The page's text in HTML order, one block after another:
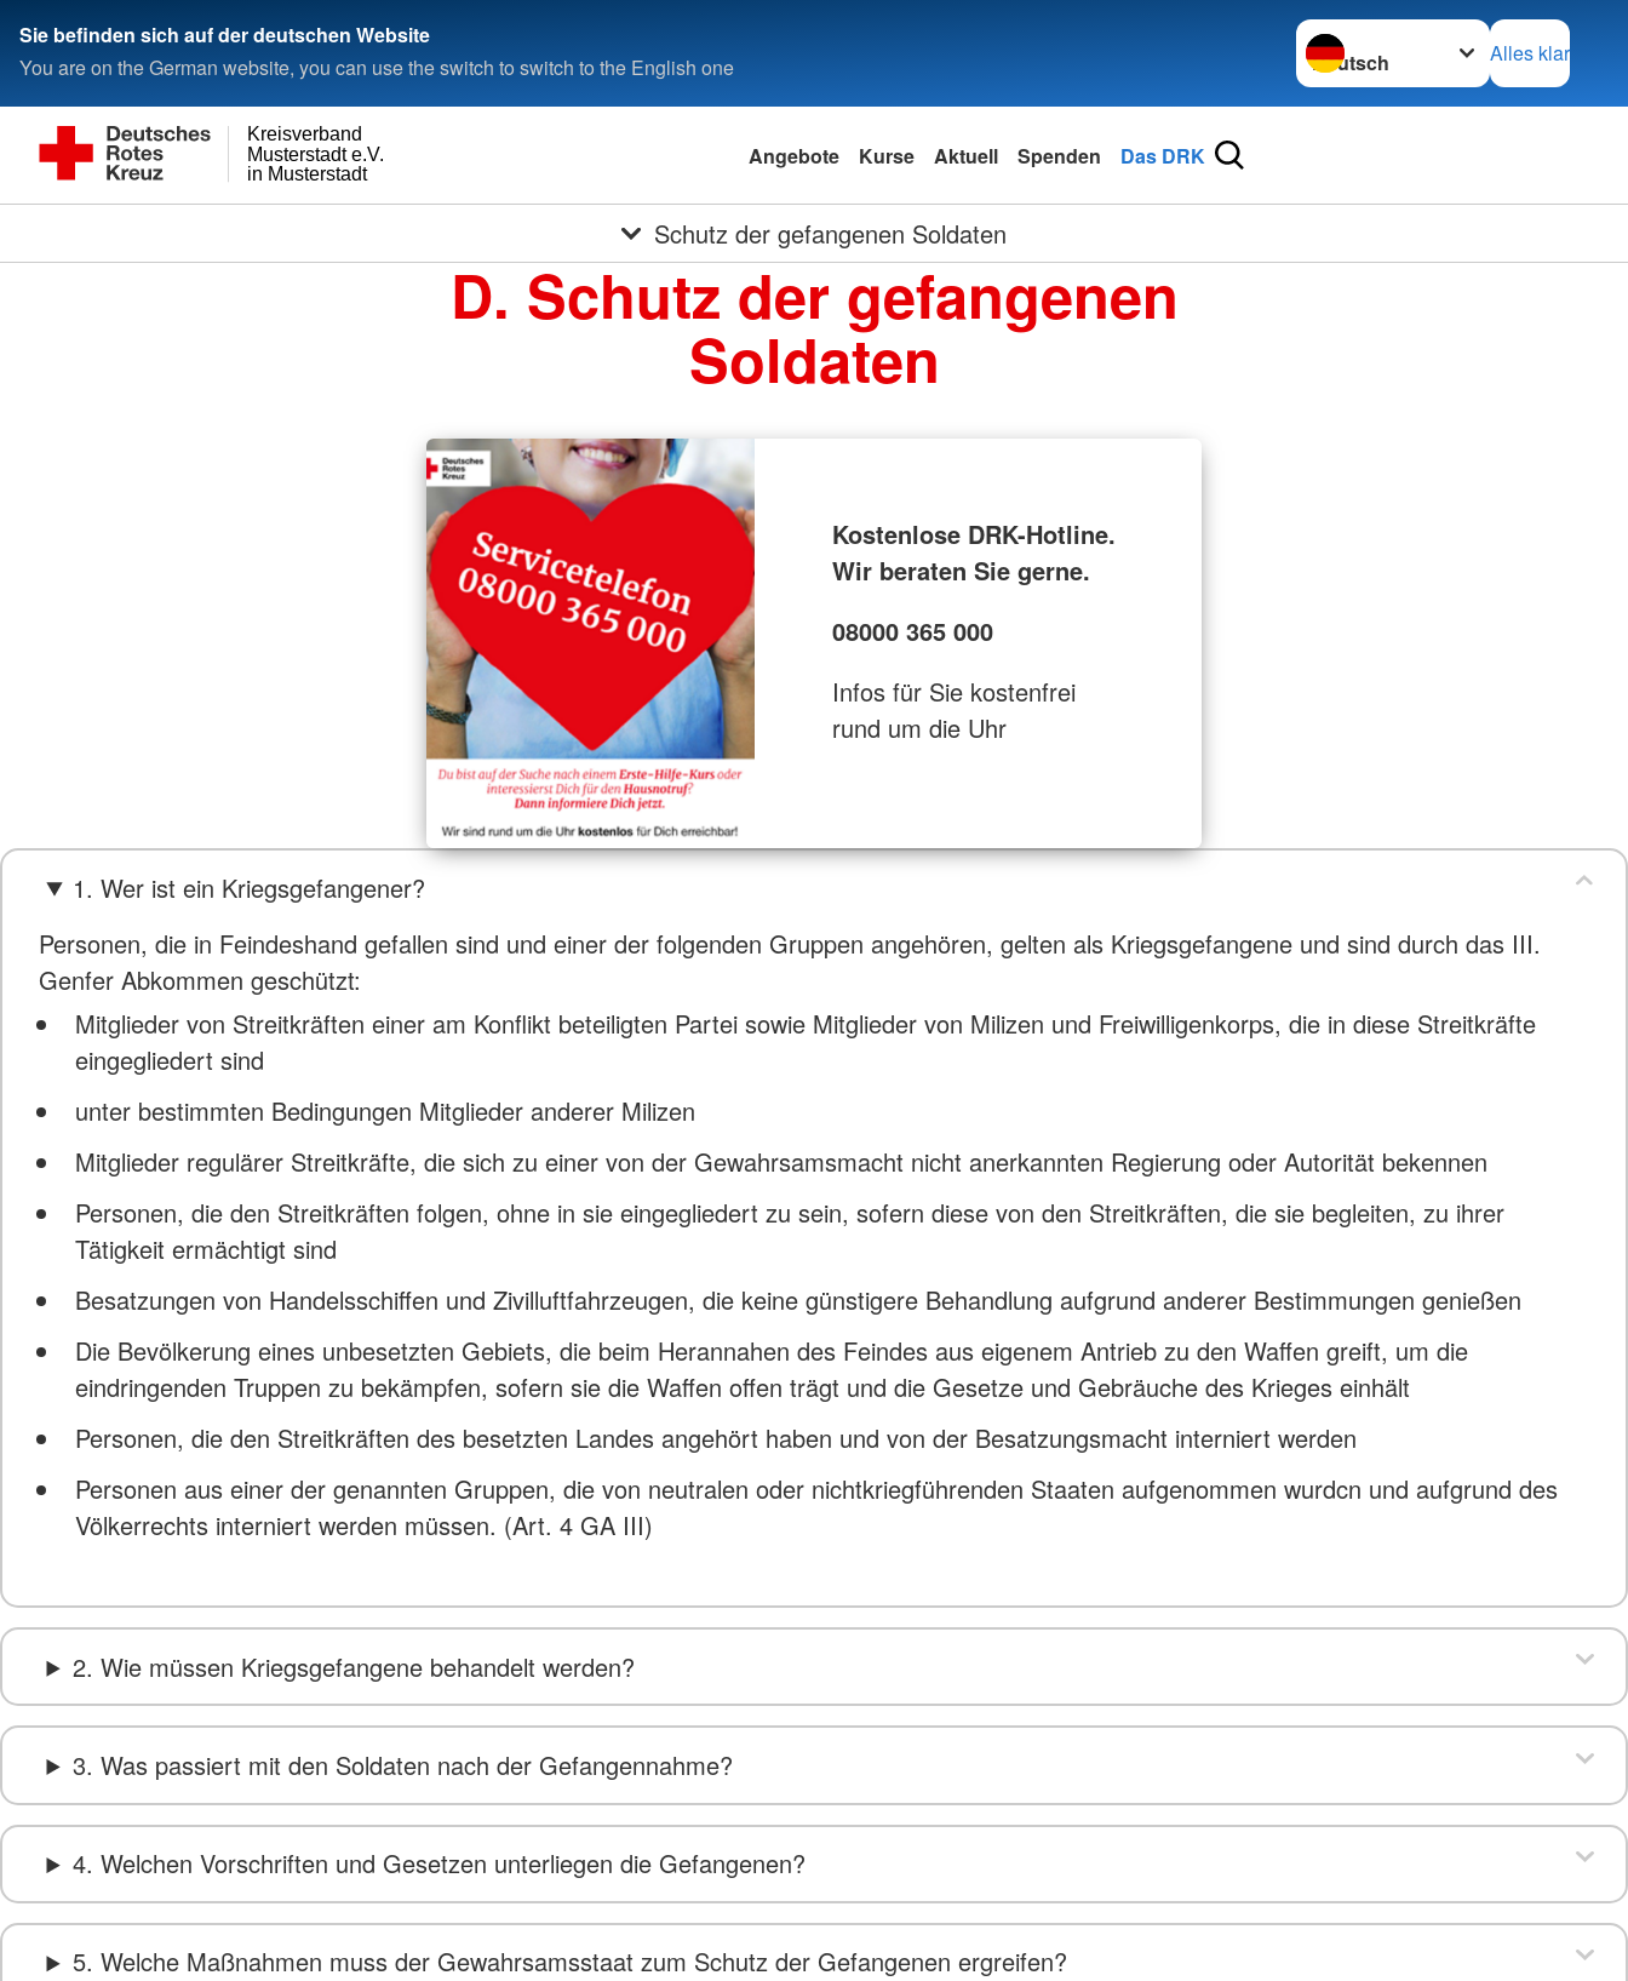
Sie befinden sich auf der deutschen Website
You are on the German website, you can use the switch to switch to the English one
Sprache wechseln zu
Alles klar
in Musterstadt
Musterstadt e.V.
Kreisverband
Angebote Kurse Aktuell Spenden Das DRK
Schutz der gefangenen Soldaten
D. Schutz der gefangenen
Soldaten
Kostenlose DRK-Hotline.
Wir beraten Sie gerne.
08000 365 000
Infos für Sie kostenfrei
rund um die Uhr
1. Wer ist ein Kriegsgefangener?
Personen, die in Feindeshand gefallen sind und einer der folgenden Gruppen angehören, gelten als Kriegsgefangene und sind durch das III.
Genfer Abkommen geschützt:
Mitglieder von Streitkräften einer am Konflikt beteiligten Partei sowie Mitglieder von Milizen und Freiwilligenkorps, die in diese Streitkräfte
eingegliedert sind
unter bestimmten Bedingungen Mitglieder anderer Milizen
Mitglieder regulärer Streitkräfte, die sich zu einer von der Gewahrsamsmacht nicht anerkannten Regierung oder Autorität bekennen
Personen, die den Streitkräften folgen, ohne in sie eingegliedert zu sein, sofern diese von den Streitkräften, die sie begleiten, zu ihrer
Tätigkeit ermächtigt sind
Besatzungen von Handelsschiffen und Zivilluftfahrzeugen, die keine günstigere Behandlung aufgrund anderer Bestimmungen genießen
Die Bevölkerung eines unbesetzten Gebiets, die beim Herannahen des Feindes aus eigenem Antrieb zu den Waffen greift, um die
eindringenden Truppen zu bekämpfen, sofern sie die Waffen offen trägt und die Gesetze und Gebräuche des Krieges einhält
Personen, die den Streitkräften des besetzten Landes angehört haben und von der Besatzungsmacht interniert werden
Personen aus einer der genannten Gruppen, die von neutralen oder nichtkriegführenden Staaten aufgenommen wurdcn und aufgrund des
Völkerrechts interniert werden müssen. (Art. 4 GA III)
2. Wie müssen Kriegsgefangene behandelt werden?
3. Was passiert mit den Soldaten nach der Gefangennahme?
4. Welchen Vorschriften und Gesetzen unterliegen die Gefangenen?
5. Welche Maßnahmen muss der Gewahrsamsstaat zum Schutz der Gefangenen ergreifen?